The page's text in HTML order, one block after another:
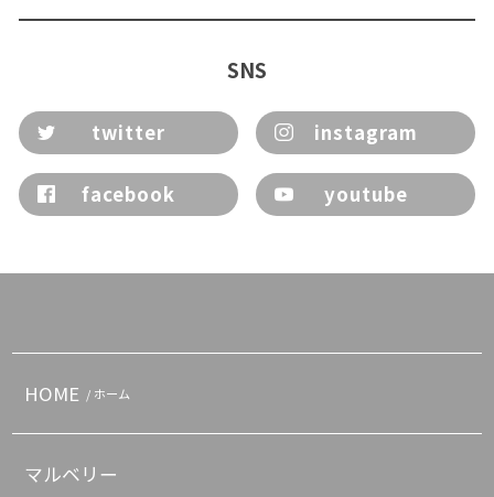
SNS
twitter instagram
facebook youtube
HOME / ホーム
マルベリー